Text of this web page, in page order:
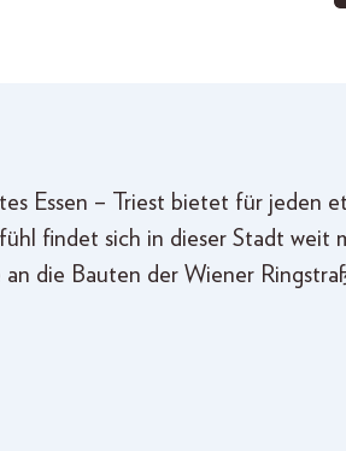
Essen – Triest bietet für jeden
findet sich in dieser Stadt weit
die Bauten der Wiener